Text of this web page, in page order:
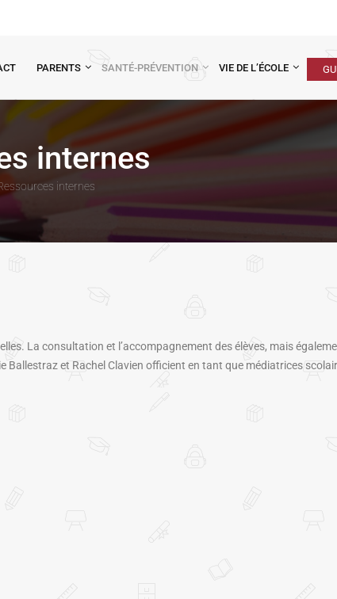
PARENTS SANTÉ-PRÉVENTION VIE DE L’ÉCOLE
internes
internes
La consultation et l’accompagnement des élèves, mais
et Rachel Clavien officient en tant que médiatrices